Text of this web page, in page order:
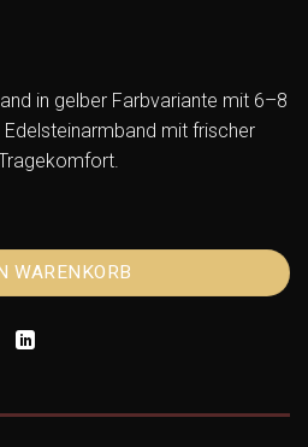
in gelber Farbvariante mit 6–8
mit frischer
mm Nuggets Menge
WARENKORB